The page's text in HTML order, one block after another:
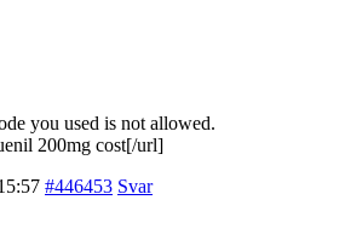
you used is not allowed.
200mg cost[/url]
#446453 Svar